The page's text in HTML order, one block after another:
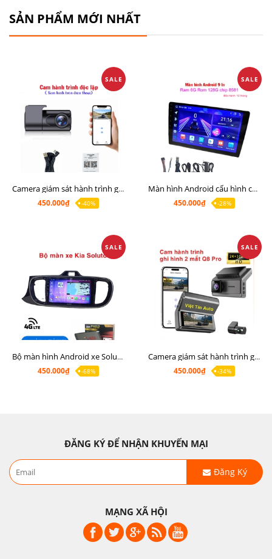
SẢN PHẨM MỚI NHẤT
SALE
Camera giám sát hành trình giá rẻ, cam hành trình cho màn Android, cam hành trình kết nối điện thoại
450.000₫
-40%
SALE
Màn hình Android cấu hình cao Ram 6G Rom 128G chip 8 nhân 8581
450.000₫
-28%
SALE
Bộ màn hình Android xe Soluto, mặt dưỡng lắp màn hình Soluto kèm rắc zin
450.000₫
-68%
SALE
Camera giám sát hành trình ghi hình 2 mắt Q8 Pro độ phân giải 2K +1080P
450.000₫
-34%
ĐĂNG KÝ ĐỂ NHẬN KHUYẾN MẠI
Đăng Ký
MẠNG XÃ HỘI